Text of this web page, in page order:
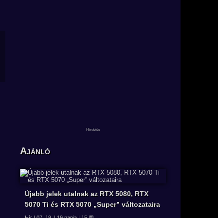
Ajánló
Újabb jelek utalnak az RTX 5080, RTX
5070 Ti és RTX 5070 „Super” változataira